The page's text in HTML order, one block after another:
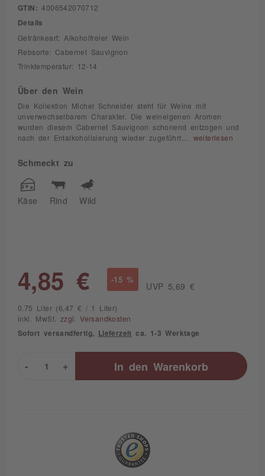
GTIN: 4006542070712
Details
Getränkeart: Alkoholfreier Wein
Rebsorte: Cabernet Sauvignon
Trinktemperatur: 12-14
Über den Wein
Die Kollektion Michel Schneider steht für Weine mit
unverwechselbarem Charakter. Die weineigenen Aromen
wurden diesem Cabernet Sauvignon schonend entzogen und
nach der Entalkoholisierung wieder zugeführt.... weiterlesen
Schmeckt zu
Käse Rind Wild
4,85 € -15 %
UVP 5,69 €
0.75 Liter (6,47 € / 1 Liter)
inkl. MwSt. zzgl. Versandkosten
Sofort versandfertig, Lieferzeit ca. 1-3 Werktage
+
- In den Warenkorb